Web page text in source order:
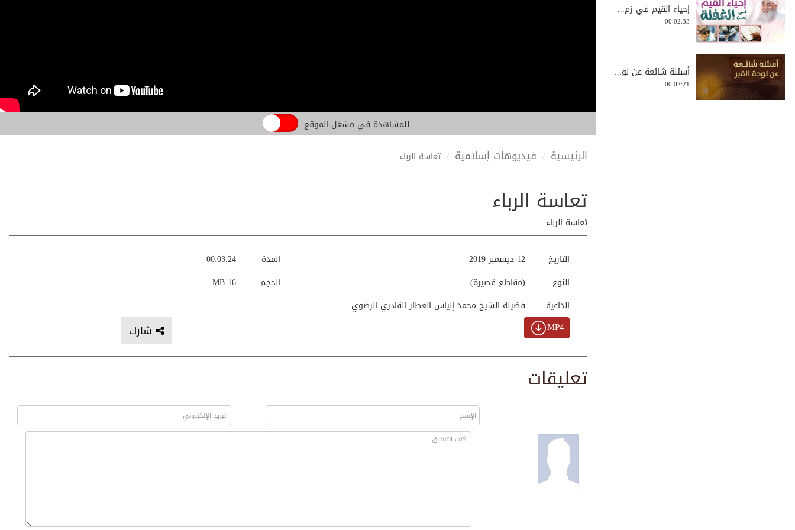
للمشاهدة في مشغل الموقع
الرئيسية فيديوهات إسلامية تعاسة الرباء
تعاسة الرباء
تعاسة الرباء
00:03:24
المدة
16 MB
الحجم
12-ديسمبر-2019
التاريخ
(مقاطع قصيرة)
النوع
فضيلة الشيخ محمد إلياس العطار القادري الرضوي
الداعية
شارك MP4
تعليقات
إحياء القيم في زم...
00:02:33
أسئلة شائعة عن لو...
00:02:21